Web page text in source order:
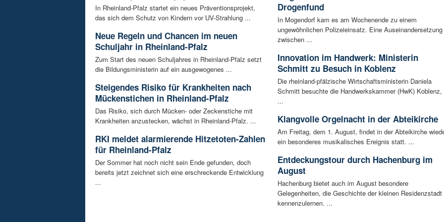
In Rheinland-Pfalz startet ein neues Präventionsprojekt,
das sich dem Schutz von Kindern vor UV-Strahlung ...
Neue Regeln und Chancen im neuen
Schuljahr in Rheinland-Pfalz
Zum Start des neuen Schuljahres in Rheinland-Pfalz setzt
die Bildungsministerin auf ein ausgewogenes ...
Steigendes Risiko für Krankheiten nach
Mückenstichen in Rheinland-Pfalz
Das Risiko, sich durch Mücken- oder Zeckenstiche mit
Krankheiten anzustecken, wächst in Rheinland-Pfalz. ...
RKI meldet alarmierende Hitzetoten-Zahlen
für Rheinland-Pfalz
Der Sommer hat noch nicht sein Ende gefunden, doch
bereits jetzt zeichnet sich eine erschreckende Entwicklung
...
Drogenfund
In Mogendorf kam es am Wochenende zu einem
ungewöhnlichen Polizeieinsatz. Eine Auseinandersetzung
zwischen ...
Innovation im Handwerk: Ministerin
Schmitt zu Besuch in Koblenz
Die rheinland-pfälzische Wirtschaftsministerin Daniela
Schmitt besuchte die Handwerkskammer (HwK) Koblenz,
...
Klangvolle Orgelnacht in der Abteikirche
Am Freitag, dem 1. August, findet in der Abteikirche
ein besonderes musikalisches Ereignis statt. ...
Entdeckungstour durch Hachenburg im
August
Hachenburg bietet auch im August besondere
Gelegenheiten, die Geschichte der kleinen Residenzstadt
kennenzulernen. ...